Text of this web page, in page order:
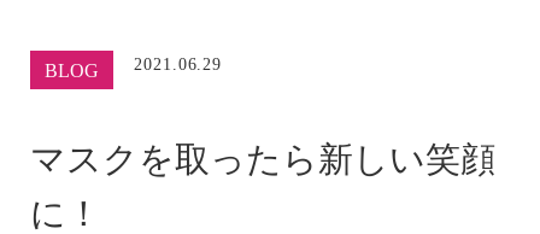
BLOG 2021.06.29
マスクを取ったら新しい笑顔
に！